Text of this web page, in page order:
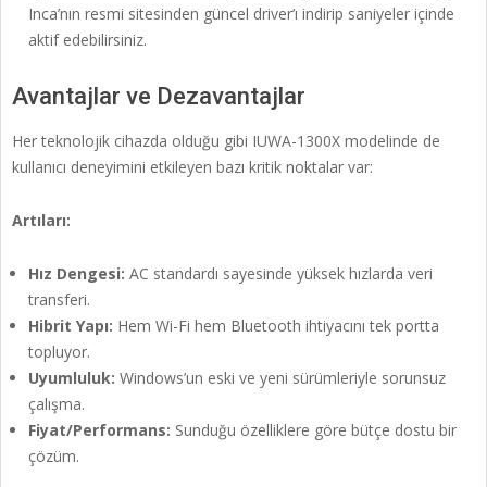
Inca’nın resmi sitesinden güncel driver’ı indirip saniyeler içinde
aktif edebilirsiniz.
Avantajlar ve Dezavantajlar
Her teknolojik cihazda olduğu gibi IUWA-1300X modelinde de
kullanıcı deneyimini etkileyen bazı kritik noktalar var:
Artıları:
Hız Dengesi: AC standardı sayesinde yüksek hızlarda veri
transferi.
Hibrit Yapı: Hem Wi-Fi hem Bluetooth ihtiyacını tek portta
topluyor.
Uyumluluk: Windows’un eski ve yeni sürümleriyle sorunsuz
çalışma.
Fiyat/Performans: Sunduğu özelliklere göre bütçe dostu bir
çözüm.